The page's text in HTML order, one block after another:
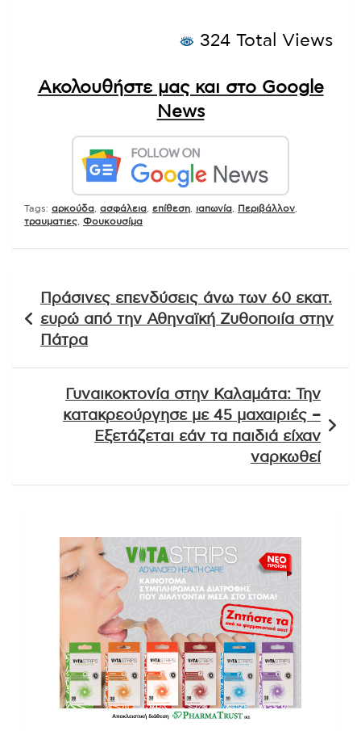
324 Total Views
Ακολουθήστε μας και στο Google
News
Tags: αρκούδα ασφάλεια επίθεση ιαπωνία Περιβάλλον
τραυματιες Φουκουσίμα
άρθρων
Πράσινες επενδύσεις άνω των 60 εκατ.
ευρώ από την Αθηναϊκή Ζυθοποιία στην
Πάτρα
Γυναικοκτονία στην Καλαμάτα: Την
κατακρεούργησε με 45 μαχαιριές –
Εξετάζεται εάν τα παιδιά είχαν
ναρκωθεί